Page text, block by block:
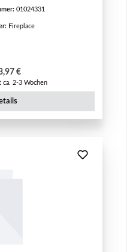
01024331
Fireplace
Preis:
€
ca. 2-3 Wochen